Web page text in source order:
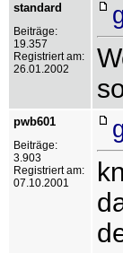
standard
Beiträge:
19.357
Registriert am:
26.01.2002
pwb601
Beiträge:
3.903
Registriert am:
07.10.2001